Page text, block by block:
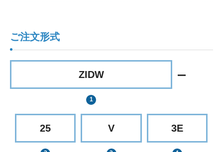
ご注文形式
ZIDW
25 V 3E